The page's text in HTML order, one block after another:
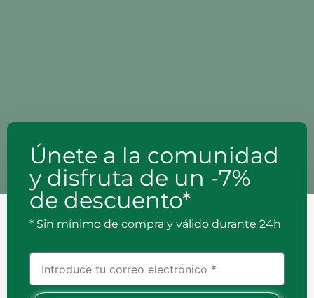
Únete a la comunidad
y disfruta de un -7%
de descuento*
* Sin mínimo de compra y válido durante 24h